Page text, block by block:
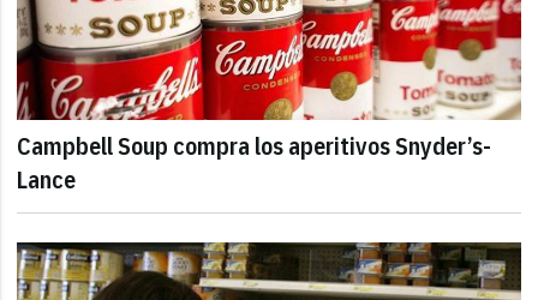
Campbell Soup compra los aperitivos Snyder’s-
Lance